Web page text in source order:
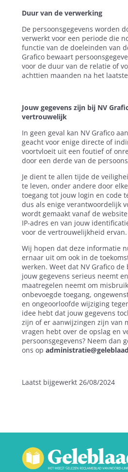
Duur van de verwerking
De persoonsgegevens worden
verwerkt voor een periode die
functie van de doeleinden van
Grafico bewaart
voor de duur van de relatie of
achttien maanden na het
Jouw gegevens zijn bij NV
vertrouwelijk
In geen geval kan NV Grafico
geacht voor enige directe of
voortvloeit uit een foutief of
door een derde van de
Je dient te allen tijde de
te leven, onder andere door
toegang tot jouw login en code
dus als enige verantwoordelijk
wordt gemaakt vanaf de
IP-adres en van jouw
voor de vertrouwelijkheid ervan.
Wij hopen dat deze informatie
ernaar uit om ook in de
werken. Weet dat NV Grafico
jouw gegevens serieus neemt
maatregelen neemt om
onbevoegde toegang,
en ongeoorloofde wijziging
idee hebt dat jouw gegevens
zijn of er aanwijzingen zijn van
vragen hebt over de opslag en
persoonsgegevens? Neem dan
ons op
Laatst bijgewerkt 26/08/2024